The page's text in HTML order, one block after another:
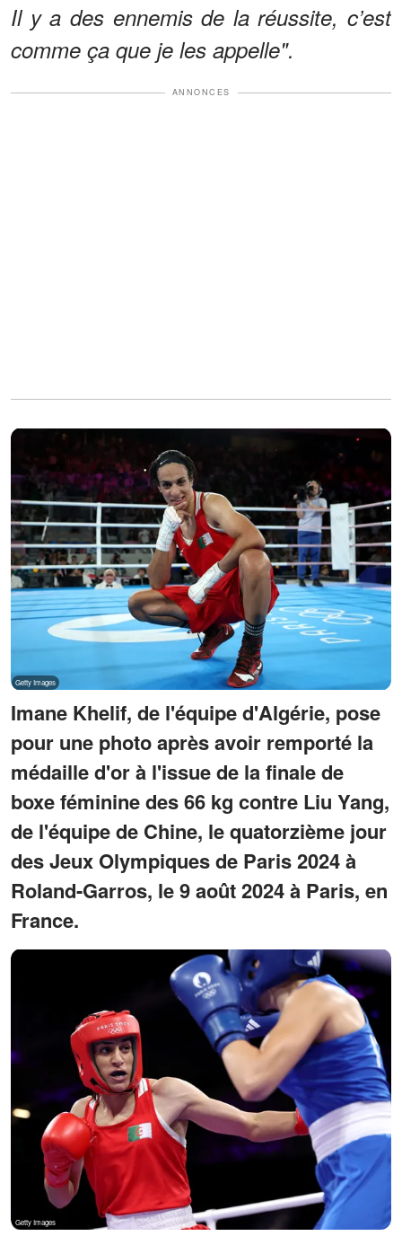
Il y a des ennemis de la réussite, c’est
comme ça que je les appelle".
ANNONCES
Imane Khelif, de l'équipe d'Algérie, pose
pour une photo après avoir remporté la
médaille d'or à l'issue de la finale de
boxe féminine des 66 kg contre Liu Yang,
de l'équipe de Chine, le quatorzième jour
des Jeux Olympiques de Paris 2024 à
Roland-Garros, le 9 août 2024 à Paris, en
France.